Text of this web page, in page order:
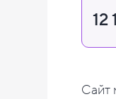
12
Сайт